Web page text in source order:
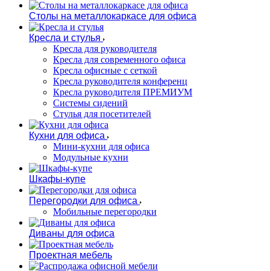
Столы на металлокаркасе для офиса
Кресла и стулья
Кресла для руководителя
Кресла для современного офиса
Кресла офисные с сеткой
Кресла руководителя конференц
Кресла руководителя ПРЕМИУМ
Системы сидений
Стулья для посетителей
Кухни для офиса
Мини-кухни для офиса
Модульные кухни
Шкафы-купе
Перегородки для офиса
Мобильные перегородки
Диваны для офиса
Проектная мебель